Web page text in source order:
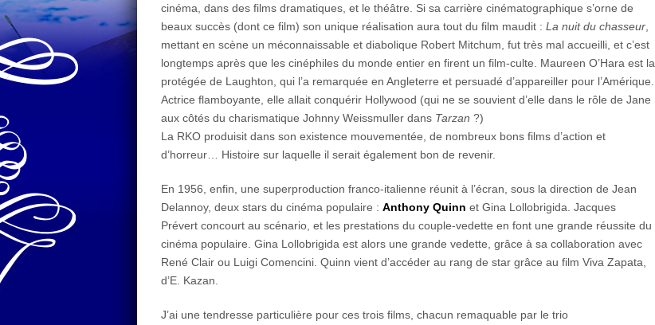
cinéma, dans des films dramatiques, et le théâtre. Si sa carrière cinématographique s’orne de
beaux succès (dont ce film) son unique réalisation aura tout du film maudit : La nuit du chasseur
mettant en scène un méconnaissable et diabolique Robert Mitchum, fut très mal accueilli, et c’est
longtemps après que les cinéphiles du monde entier en firent un film-culte. Maureen O’Hara est la
protégée de Laughton, qui l’a remarquée en Angleterre et persuadé d’appareiller pour l’Amérique.
Actrice flamboyante, elle allait conquérir Hollywood (qui ne se souvient d’elle dans le rôle de Jane
aux côtés du charismatique Johnny Weissmuller dans Tarzan ?)
La RKO produisit dans son existence mouvementée, de nombreux bons films d’action et
d’horreur… Histoire sur laquelle il serait également bon de revenir.
En 1956, enfin, une superproduction franco-italienne réunit à l’écran, sous la direction de Jean
Delannoy, deux stars du cinéma populaire : Anthony Quinn et Gina Lollobrigida. Jacques
Prévert concourt au scénario, et les prestations du couple-vedette en font une grande réussite du
cinéma populaire. Gina Lollobrigida est alors une grande vedette, grâce à sa collaboration avec
René Clair ou Luigi Comencini. Quinn vient d’accéder au rang de star grâce au film Viva Zapata,
d’E. Kazan.
J’ai une tendresse particulière pour ces trois films, chacun remaquable par le trio